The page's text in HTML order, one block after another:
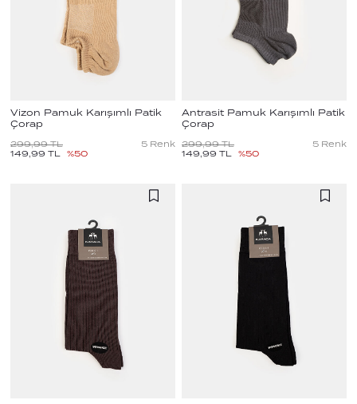
Vizon Pamuk Karışımlı Patik
Çorap
299,99 TL
149,99 TL %50
5 Renk
Antrasit Pamuk Karışımlı Patik
Çorap
299,99 TL
149,99 TL %50
5 Renk